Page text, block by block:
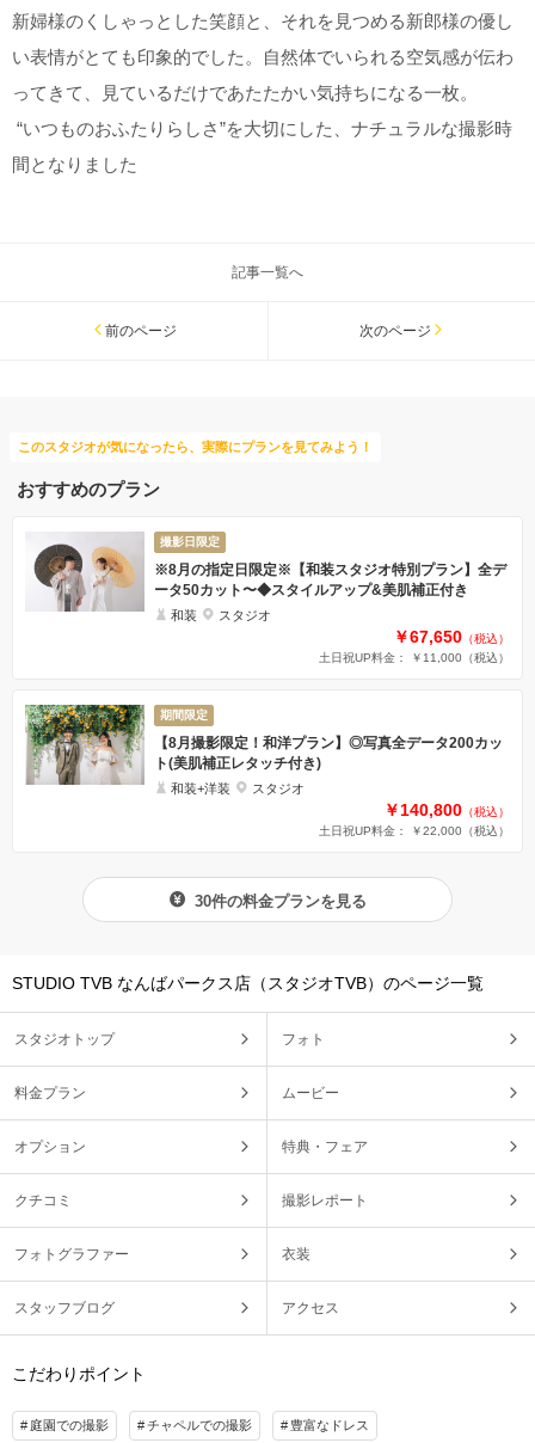
新婦様のくしゃっとした笑顔と、それを見つめる新郎様の優し
い表情がとても印象的でした。
自然体でいられる空気感が伝わ
ってきて、見ているだけであたたかい気持ちになる一枚。
“いつものおふたりらしさ”を大切にした、ナチュラルな撮影時
間となりました
記事一覧へ
前のページ 次のページ
このスタジオが気になったら、実際にプランを見てみよう！
おすすめのプラン
撮影日限定
※8月の指定日限定※【和装スタジオ特別プラン】全デ
ータ50カット〜◆スタイルアップ&美肌補正付き
和装 スタジオ
￥67,650 （税込）
土日祝UP料金： ￥11,000 （税込）
期間限定
【8月撮影限定！和洋プラン】◎写真全データ200カッ
ト(美肌補正レタッチ付き)
和装+洋装 スタジオ
￥140,800 （税込）
土日祝UP料金： ￥22,000 （税込）
30件の料金プランを見る
STUDIO TVB なんばパークス店（スタジオTVB）のページ一覧
スタジオトップ フォト
料金プラン ムービー
オプション 特典・フェア
クチコミ 撮影レポート
フォトグラファー 衣装
スタッフブログ アクセス
こだわりポイント
庭園での撮影 チャペルでの撮影 豊富なドレス